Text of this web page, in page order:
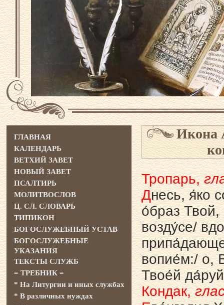
Икона
Тропарь,
Днесь, я́ко
о́браз Твой,
возду́се/
вопие́м:/ о,
Твое́й
Кондак,
ГЛАВНАЯ
КАЛЕНДАРЬ
ВЕТХИЙ ЗАВЕТ
НОВЫЙ ЗАВЕТ
ПСАЛТИРЬ
МОЛИТВОСЛОВ
Ц. СЛ. СЛОВАРЬ
ТИПИКОН
БОГОСЛУЖЕБНЫЙ УСТАВ
БОГОСЛУЖЕБНЫЕ
УКАЗАНИЯ
ТЕКСТЫ СЛУЖБ
= ТРЕБНИК =
* На Литургии и иных службах
* В различных нуждах